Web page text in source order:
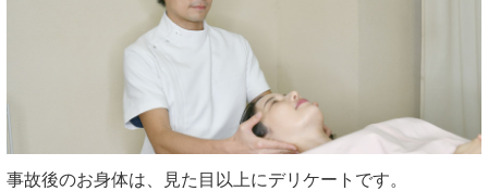
事故後のお身体は、見た目以上にデリケートです。